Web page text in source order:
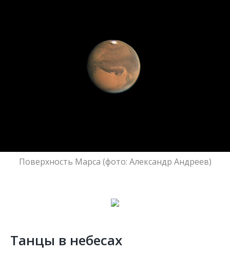
Поверхность Марса (фото: Александр Андреев)
Танцы в небесах